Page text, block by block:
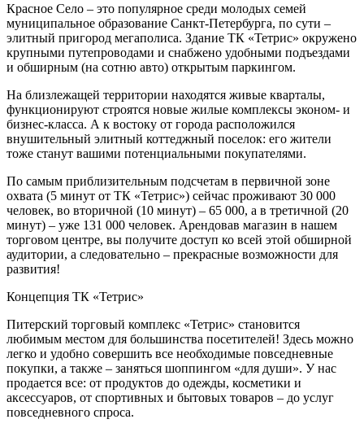
Красное Село – это популярное среди молодых семей
муниципальное образование Санкт-Петербурга, по сути –
элитный пригород мегаполиса. Здание ТК «Тетрис» окружено
крупными путепроводами и снабжено удобными подъездами
и обширным (на сотню авто) открытым паркингом.
На близлежащей территории находятся живые кварталы,
функционируют строятся новые жилые комплексы эконом- и
бизнес-класса. А к востоку от города расположился
внушительный элитный коттеджный поселок: его жители
тоже станут вашими потенциальными покупателями.
По самым приблизительным подсчетам в первичной зоне
охвата (5 минут от ТК «Тетрис») сейчас проживают 30 000
человек, во вторичной (10 минут) – 65 000, а в третичной (20
минут) – уже 131 000 человек. Арендовав магазин в нашем
торговом центре, вы получите доступ ко всей этой обширной
аудитории, а следовательно – прекрасные возможности для
развития!
Концепция ТК «Тетрис»
Питерский торговый комплекс «Тетрис» становится
любимым местом для большинства посетителей! Здесь можно
легко и удобно совершить все необходимые повседневные
покупки, а также – заняться шоппингом «для души». У нас
продается все: от продуктов до одежды, косметики и
аксессуаров, от спортивных и бытовых товаров – до услуг
повседневного спроса.